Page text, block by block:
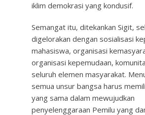
iklim demokrasi yang kondusif.
Semangat itu, ditekankan Sigit,
digelorakan dengan sosialisasi
mahasiswa, organisasi
organisasi kepemudaan,
seluruh elemen masyarakat.
semua unsur bangsa harus
yang sama dalam mewujudkan
penyelenggaraan Pemilu yang